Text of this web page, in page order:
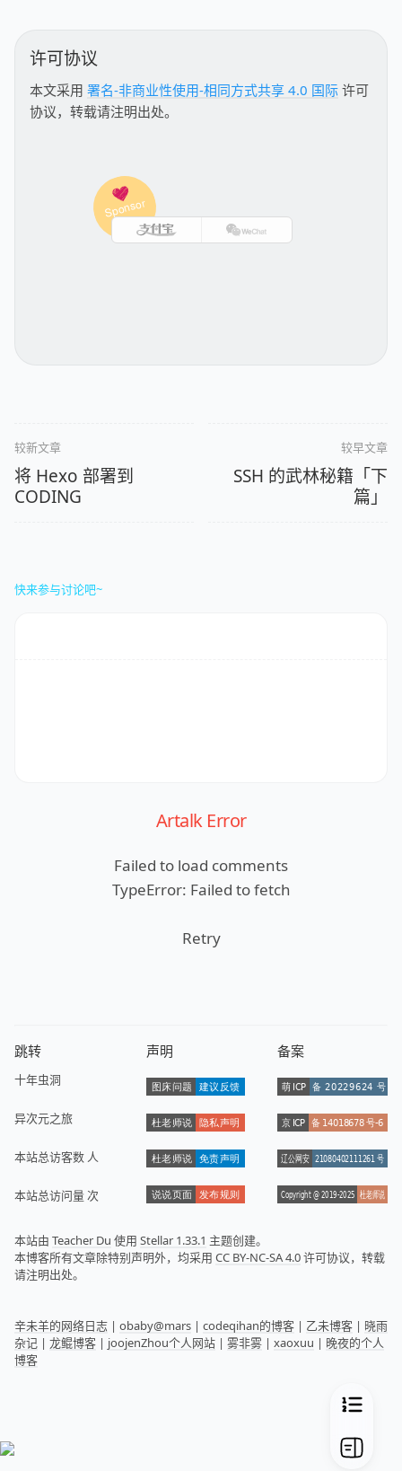
许可协议
本文采用 署名-非商业性使用-相同方式共享 4.0 国际 许可
协议，转载请注明出处。
较新文章
将 Hexo 部署到
CODING
较早文章
SSH 的武林秘籍「下
篇」
快来参与讨论吧~
Artalk Error
Failed to load comments
TypeError: Failed to fetch
Retry
跳转
十年虫洞
异次元之旅
本站总访客数 人
本站总访问量次
声明 备案
本站由 Teacher Du 使用 Stellar 1.33.1 主题创建。
本博客所有文章除特别声明外，均采用 CC BY-NC-SA 4.0许可协议，转载
请注明出处。
辛未羊的网络日志 | obaby@mars | codeqihan的博客 | 乙未博客 | 晓雨
杂记 | 龙鲲博客 | joojenZhou个人网站 | 雾非雾 | xaoxuu | 晚夜的个人
博客